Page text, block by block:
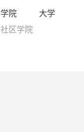
学院
大学
社区学院